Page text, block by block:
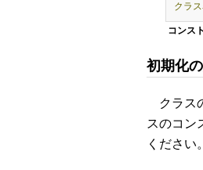
クラ
コンス
初期化
クラス
スのコン
ください。